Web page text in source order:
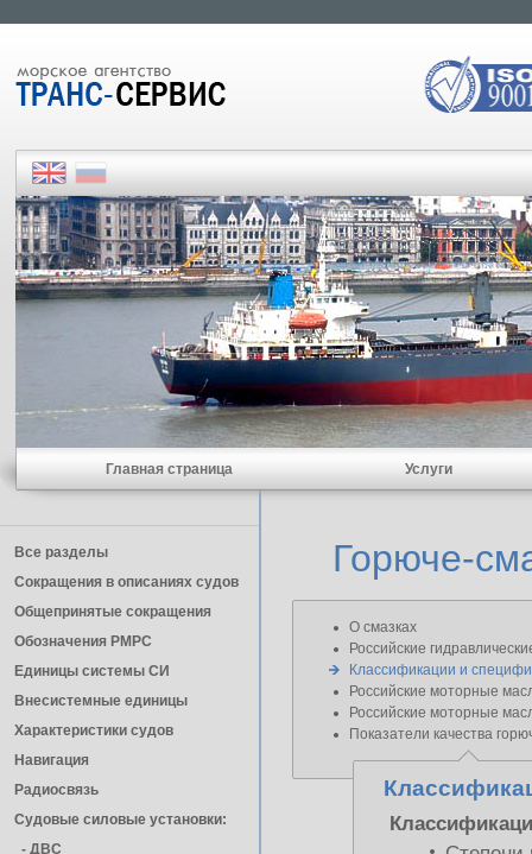
Главная страница Услуги
Все разделы
Сокращения в описаниях судов
Общепринятые сокращения
Обозначения РМРС
Единицы cистемы СИ
Внесистемные единицы
Характеристики судов
Навигация
Радиосвязь
Судовые силовые установки:
- ДВС
Горюче-
О смазках
Российские
Классификации и
Российские моторные
Российские моторные
Показатели качества